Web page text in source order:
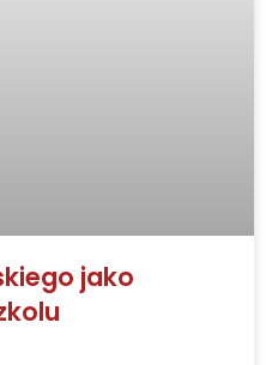
jako